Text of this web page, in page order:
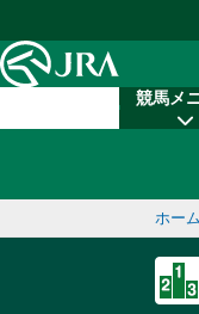
競馬メ
ホーム